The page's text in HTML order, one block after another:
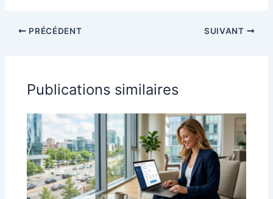
PRÉCÉDENT SUIVANT
Publications similaires